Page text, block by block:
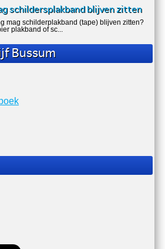
schildersplakband blijven zitten
mag schilderplakband (tape) blijven zitten?
plakband of sc...
Bussum